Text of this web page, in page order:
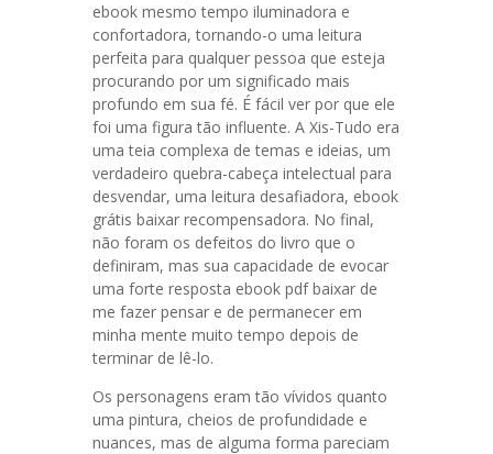
ebook mesmo tempo iluminadora e
confortadora, tornando-o uma leitura
perfeita para qualquer pessoa que esteja
procurando por um significado mais
profundo em sua fé. É fácil ver por que ele
foi uma figura tão influente. A Xis-Tudo era
uma teia complexa de temas e ideias, um
verdadeiro quebra-cabeça intelectual para
desvendar, uma leitura desafiadora, ebook
grátis baixar recompensadora. No final,
não foram os defeitos do livro que o
definiram, mas sua capacidade de evocar
uma forte resposta ebook pdf baixar de
me fazer pensar e de permanecer em
minha mente muito tempo depois de
terminar de lê-lo.
Os personagens eram tão vívidos quanto
uma pintura, cheios de profundidade e
nuances, mas de alguma forma pareciam